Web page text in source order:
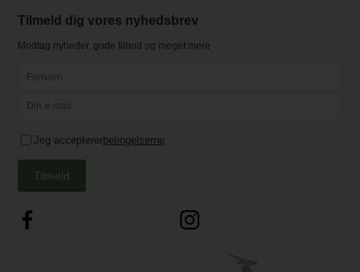
Tilmeld dig vores nyhedsbrev
Modtag nyheder, gode tilbud og meget mere
Jeg accepterer betingelserne
Tilmeld